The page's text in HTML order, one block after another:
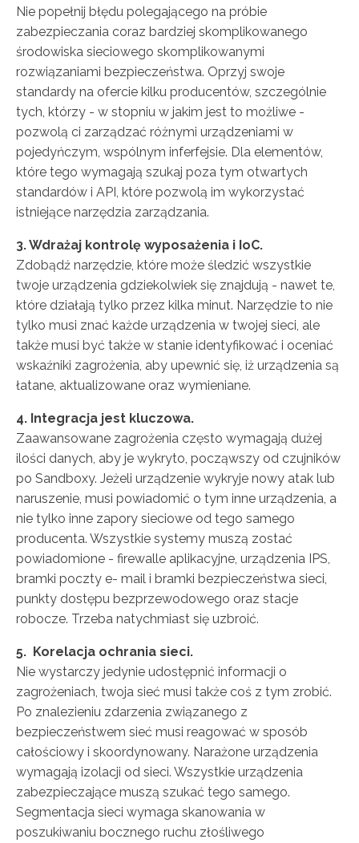
Nie popełnij błędu polegającego na próbie
zabezpieczania coraz bardziej skomplikowanego
środowiska sieciowego skomplikowanymi
rozwiązaniami bezpieczeństwa. Oprzyj swoje
standardy na ofercie kilku producentów, szczególnie
tych, którzy - w stopniu w jakim jest to możliwe -
pozwolą ci zarządzać różnymi urządzeniami w
pojedyńczym, wspólnym inferfejsie. Dla elementów,
które tego wymagają szukaj poza tym otwartych
standardów i API, które pozwolą im wykorzystać
istniejące narzędzia zarządzania.
3. Wdrażaj kontrolę wyposażenia i IoC.
Zdobądź narzędzie, które może śledzić wszystkie
twoje urządzenia gdziekolwiek się znajdują - nawet te,
które działają tylko przez kilka minut. Narzędzie to nie
tylko musi znać każde urządzenia w twojej sieci, ale
także musi być także w stanie identyfikować i oceniać
wskaźniki zagrożenia, aby upewnić się, iż urządzenia są
łatane, aktualizowane oraz wymieniane.
4. Integracja jest kluczowa.
Zaawansowane zagrożenia często wymagają dużej
ilości danych, aby je wykryto, począwszy od czujników
po Sandboxy. Jeżeli urządzenie wykryje nowy atak lub
naruszenie, musi powiadomić o tym inne urządzenia, a
nie tylko inne zapory sieciowe od tego samego
producenta. Wszystkie systemy muszą zostać
powiadomione - firewalle aplikacyjne, urządzenia IPS,
bramki poczty e- mail i bramki bezpieczeństwa sieci,
punkty dostępu bezprzewodowego oraz stacje
robocze. Trzeba natychmiast się uzbroić.
5. Korelacja ochrania sieci.
Nie wystarczy jedynie udostępnić informacji o
zagrożeniach, twoja sieć musi także coś z tym zrobić.
Po znalezieniu zdarzenia związanego z
bezpieczeństwem sieć musi reagować w sposób
całościowy i skoordynowany. Narażone urządzenia
wymagają izolacji od sieci. Wszystkie urządzenia
zabezpieczające muszą szukać tego samego.
Segmentacja sieci wymaga skanowania w
poszukiwaniu bocznego ruchu złośliwego